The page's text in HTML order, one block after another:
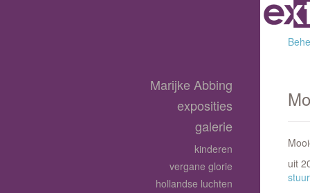
uit
Marijke Abbing
exposities
galerie
kinderen
vergane glorie
hollandse luchten